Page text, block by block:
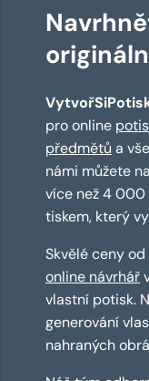
pro online
předmětů a
námi můžete
více než 4
tiskem, který
Skvělé ceny
online návrhář
vlastní potisk.
generování
nahraných